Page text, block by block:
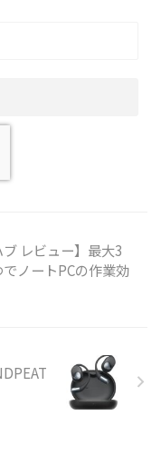
ブ レビュー】最大3
ノートPCの作業効